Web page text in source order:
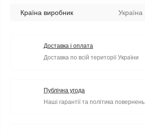
Країна виробник Україна
Доставка і оплата
Доставка по всій території України
Публічна угода
Наші гарантії та політика повернень